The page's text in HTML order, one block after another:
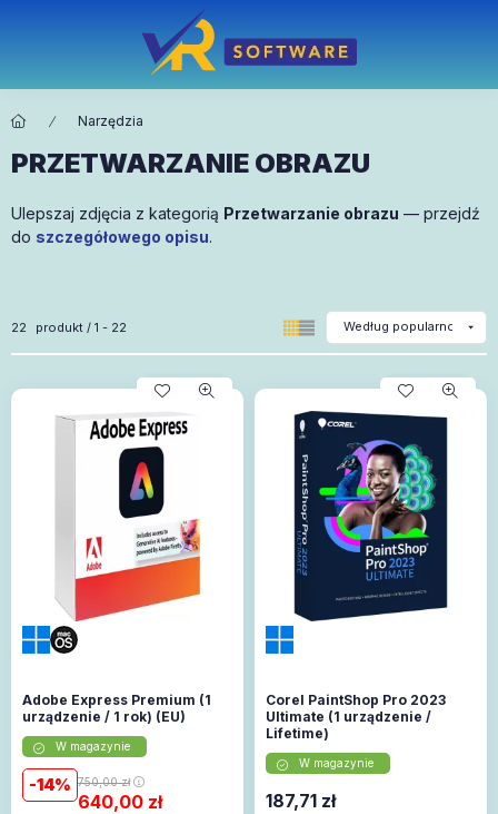
Narzędzia
PRZETWARZANIE OBRAZU
Ulepszaj zdjęcia z kategorią Przetwarzanie obrazu — przejdź
do szczegółowego opisu.
Wszystkie produkty w kategorii
22 produkt 1 22
Adobe Express Premium (1
urządzenie / 1 rok) (EU)
W magazynie
14 750,00zł
640,00 zł
Corel PaintShop Pro 2023
Ultimate (1 urządzenie /
Lifetime)
W magazynie
187,71 zł